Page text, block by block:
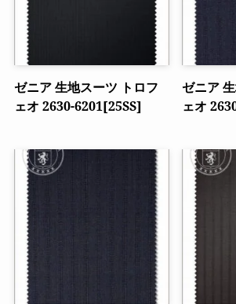
ゼニア 生地スーツ トロフ
ェオ 2630-6201[25SS]
ゼニア
ェオ